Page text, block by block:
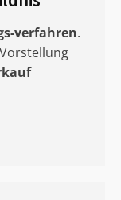
verfahren.